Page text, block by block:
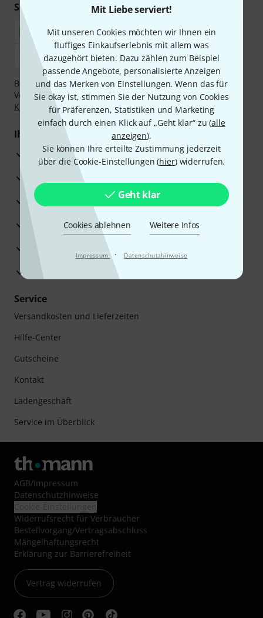
Mit Liebe serviert!
Mit unseren Cookies möchten wir Ihnen ein
fluffiges Einkaufserlebnis mit allem was
dazugehört bieten. Dazu zählen zum Beispiel
passende Angebote, personalisierte Anzeigen
und das Merken von Einstellungen. Wenn das für
Sie okay ist, stimmen Sie der Nutzung von Cookies
für Präferenzen, Statistiken und Marketing
einfach durch einen Klick auf „Geht klar“ zu (alle
anzeigen).
Sie können Ihre erteilte Zustimmung jederzeit
über die Cookie-Einstellungen (hier) widerrufen.
Geht klar
Cookies ablehnen Weitere Infos
Impressum · Datenschutzhinweise
Sicher einkaufen & bezahlen
Bezahlen Sie vertraulich und sicher per Nachnahme,
Vorkasse, PayPal, Amazon Pay,Klarna Sofort bezahlen,
Klarna Ratenzahlungoder Kreditkarte.
Ihre Vorteile
3 Jahre Thomann Garantie
30 Tage Money-Back-Garantie
Reparaturservice
Beratung durch Fachexperten
Zufriedenheitsgarantie
Europas größtes Versandlager
Service
Versandkosten und Lieferzeiten
Hilfe-Center
Gutscheine
Kontakt
Ladengeschäft
Service im Überblick
AGB/Impressum
Datenschutzhinweise
Widerrufsrecht für Verbraucher
Bestellvorgang/Vertragsabschluss
Mängelhaftungsrecht
Erklärung zur Barrierefreiheit
Vertrag widerrufen